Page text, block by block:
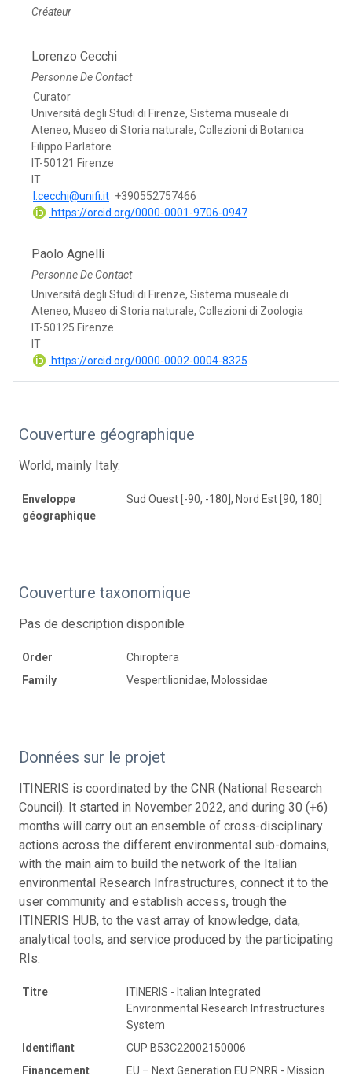
Créateur
Lorenzo Cecchi
Personne De Contact
Curator
Università degli Studi di Firenze, Sistema museale di
Ateneo, Museo di Storia naturale, Collezioni di Botanica
Filippo Parlatore
IT-50121 Firenze
IT
l.cecchi@unifi.it +390552757466
https://orcid.org/0000-0001-9706-0947
Paolo Agnelli
Personne De Contact
Università degli Studi di Firenze, Sistema museale di
Ateneo, Museo di Storia naturale, Collezioni di Zoologia
IT-50125 Firenze
IT
https://orcid.org/0000-0002-0004-8325
Couverture géographique
World, mainly Italy.
Enveloppe
géographique
Sud Ouest [-90, -180], Nord Est [90, 180]
Couverture taxonomique
Pas de description disponible
Order
Chiroptera
Family
Vespertilionidae, Molossidae
Données sur le projet
ITINERIS is coordinated by the CNR (National Research
Council). It started in November 2022, and during 30 (+6)
months will carry out an ensemble of cross-disciplinary
actions across the different environmental sub-domains,
with the main aim to build the network of the Italian
environmental Research Infrastructures, connect it to the
user community and establish access, trough the
ITINERIS HUB, to the vast array of knowledge, data,
analytical tools, and service produced by the participating
RIs.
Titre
ITINERIS - Italian Integrated
Environmental Research Infrastructures
System
Identifiant
CUP B53C22002150006
Financement
EU – Next Generation EU PNRR - Mission